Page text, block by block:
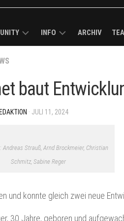
INFO
MEDIADATEN
ARCHIV
baut
· JULI 11, 2024
Andreas Strauß, Arnd Brockmeier, Christian
Schmitz, Sabine Reger
und konnte gleich zwei neue
30 Jahre, geboren und